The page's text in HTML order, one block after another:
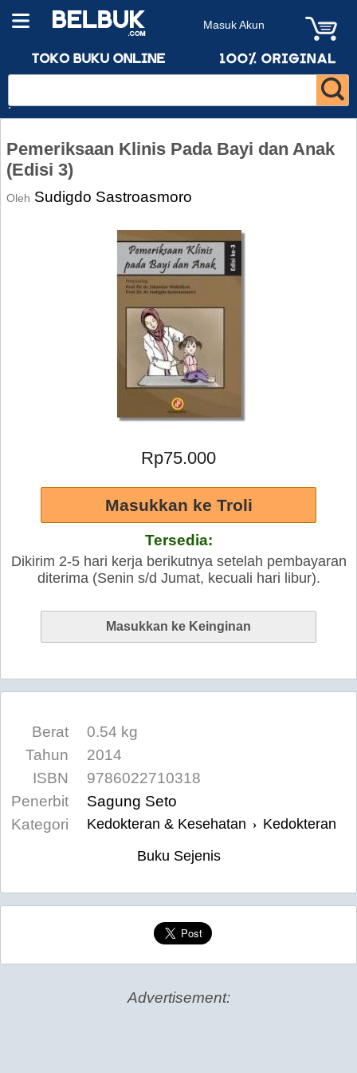
Masuk Akun
Pemeriksaan Klinis Pada Bayi dan Anak
(Edisi 3)
Oleh Sudigdo Sastroasmoro
Rp75.000
Tersedia:
Dikirim 2-5 hari kerja berikutnya setelah pembayaran
diterima (Senin s/d Jumat, kecuali hari libur).
Berat
0.54 kg
Tahun
2014
ISBN
9786022710318
Penerbit
Sagung Seto
Kategori
Kedokteran & Kesehatan › Kedokteran
Buku Sejenis
Advertisement: